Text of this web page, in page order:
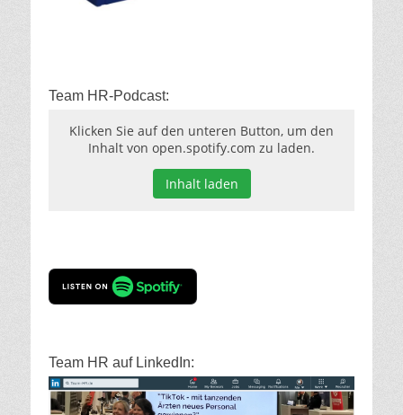
Team HR-Podcast:
Klicken Sie auf den unteren Button, um den
Inhalt von open.spotify.com zu laden.
Inhalt laden
Team HR auf LinkedIn: